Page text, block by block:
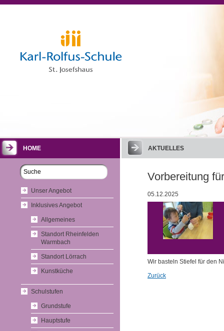
HOME
Unser Angebot
Inklusives Angebot
Allgemeines
Standort Rheinfelden
Warmbach
Standort Lörrach
Kunstküche
Schulstufen
Grundstufe
Hauptstufe
AKTUELLES
Vorbereitung
05.12.2025
Wir basteln Stiefel für den
Zurück